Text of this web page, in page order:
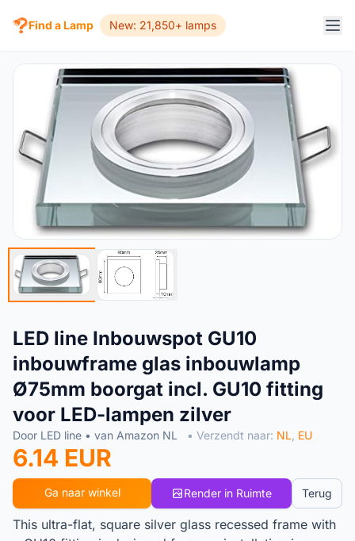
Find a Lamp New: 21,850+ lamps
LED line Inbouwspot GU10
inbouwframe glas inbouwlamp
Ø75mm boorgat incl. GU10 fitting
voor LED-lampen zilver
Door LED line • van Amazon NL • Verzendt naar: NL EU
6.14 EUR
Ga naar winkel Render in Ruimte Terug
This ultra-flat, square silver glass recessed frame with